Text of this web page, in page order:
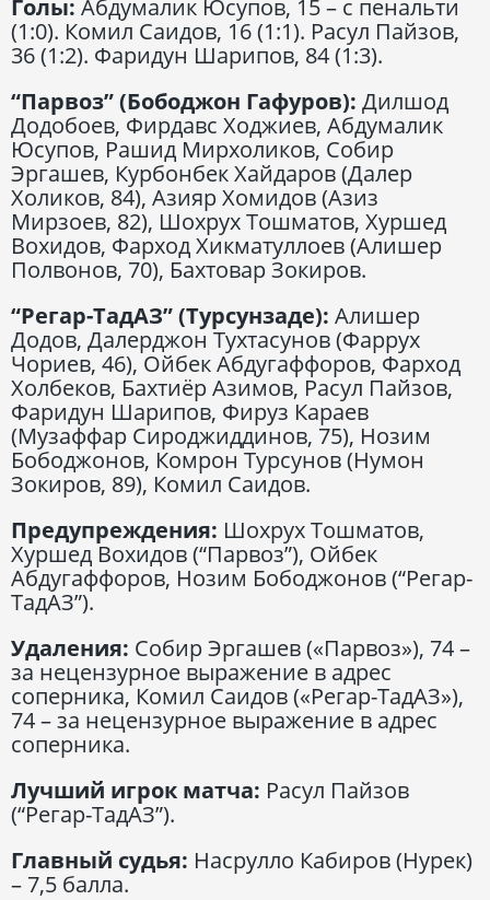
Голы: Абдумалик Юсупов, 15 – с пенальти
(1:0). Комил Саидов, 16 (1:1). Расул Пайзов,
36 (1:2). Фаридун Шарипов, 84 (1:3).
“Парвоз” (Бободжон Гафуров): Дилшод
Додобоев, Фирдавс Ходжиев, Абдумалик
Юсупов, Рашид Мирхоликов, Собир
Эргашев, Курбонбек Хайдаров (Далер
Холиков, 84), Азияр Хомидов (Азиз
Мирзоев, 82), Шохрух Тошматов, Хуршед
Вохидов, Фарход Хикматуллоев (Алишер
Полвонов, 70), Бахтовар Зокиров.
“Регар-ТадАЗ” (Турсунзаде): Алишер
Додов, Далерджон Тухтасунов (Фаррух
Чориев, 46), Ойбек Абдугаффоров, Фарход
Холбеков, Бахтиёр Азимов, Расул Пайзов,
Фаридун Шарипов, Фируз Караев
(Музаффар Сироджиддинов, 75), Нозим
Бободжонов, Комрон Турсунов (Нумон
Зокиров, 89), Комил Саидов.
Предупреждения: Шохрух Тошматов,
Хуршед Вохидов (“Парвоз”), Ойбек
Абдугаффоров, Нозим Бободжонов (“Регар-
ТадАЗ”).
Удаления: Собир Эргашев («Парвоз»), 74 –
за нецензурное выражение в адрес
соперника, Комил Саидов («Регар-ТадАЗ»),
74 – за нецензурное выражение в адрес
соперника.
Лучший игрок матча: Расул Пайзов
(“Регар-ТадАЗ”).
Главный судья: Насрулло Кабиров (Нурек)
– 7,5 балла.